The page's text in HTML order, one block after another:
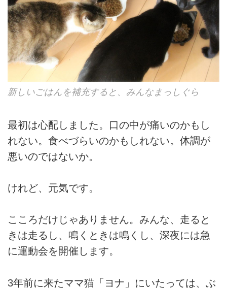
新しいごはんを補充すると、みんなまっしぐら
最初は心配しました。口の中が痛いのかもし
れない。食べづらいのかもしれない。体調が
悪いのではないか。
けれど、元気です。
こころだけじゃありません。みんな、走ると
きは走るし、鳴くときは鳴くし、深夜には急
に運動会を開催します。
3年前に来たママ猫「ヨナ」にいたっては、ぶ